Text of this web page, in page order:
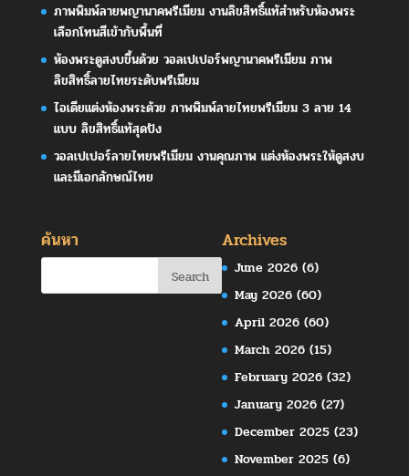
ภาพพิมพ์ลายพญานาคพรีเมียม งานลิขสิทธิ์แท้สำหรับห้องพระ
เลือกโทนสีเข้ากับพื้นที่
ห้องพระดูสงบขึ้นด้วย วอลเปเปอร์พญานาคพรีเมียม ภาพ
ลิขสิทธิ์ลายไทยระดับพรีเมียม
ไอเดียแต่งห้องพระด้วย ภาพพิมพ์ลายไทยพรีเมียม 3 ลาย 14
แบบ ลิขสิทธิ์แท้สุดปัง
วอลเปเปอร์ลายไทยพรีเมียม งานคุณภาพ แต่งห้องพระให้ดูสงบ
และมีเอกลักษณ์ไทย
ค้นหา Archives
June 2026 (6)
May 2026 (60)
April 2026 (60)
March 2026 (15)
February 2026 (32)
January 2026 (27)
December 2025 (23)
November 2025 (6)